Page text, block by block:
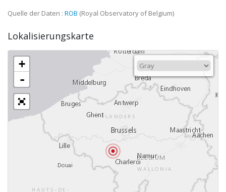
Quelle der Daten : ROB (Royal Observatory of Belgium)
Lokalisierungskarte
+
-